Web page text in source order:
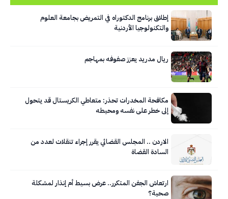
إطلاق برنامج الدكتوراه في التمريض بجامعة العلوم
والتكنولوجيا الأردنية
ريال مدريد يعزز صفوفه بمهاجم
مكافحة المخدرات تحذر: متعاطي الكريستال قد يتحول
إلى خطر على نفسه ومحيطه
الاردن .. المجلس القضائي يقرر إجراء تنقلات لعدد من
السادة القضاة
ارتعاش الجفن المتكرر.. عرض بسيط أم إنذار لمشكلة
صحية؟